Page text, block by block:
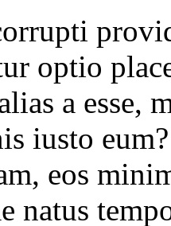
optio
a
iusto
eos
natus